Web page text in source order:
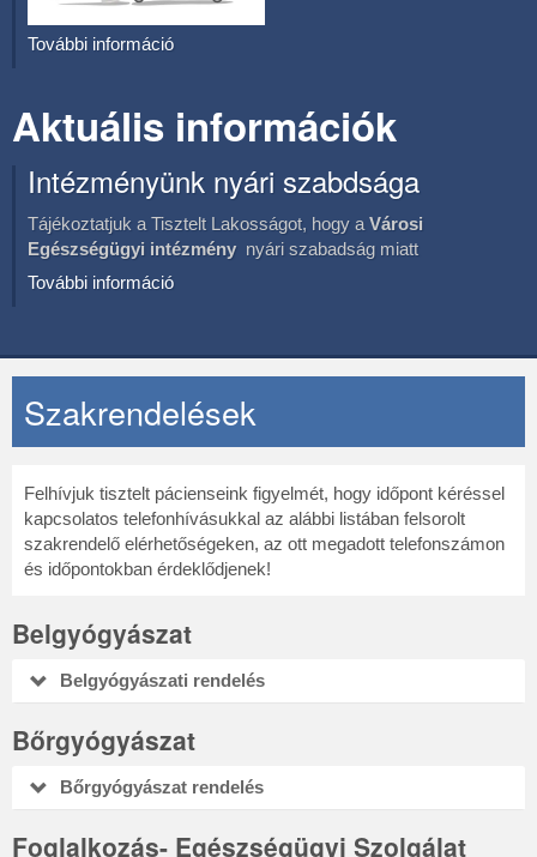
További információ
Aktuális információk
Intézményünk nyári szabdsága
Tájékoztatjuk a Tisztelt Lakosságot, hogy a Városi
Egészségügyi intézménynyári szabadság miatt
További információ
Szakrendelések
Felhívjuk tisztelt pácienseink figyelmét, hogy időpont kéréssel
kapcsolatos telefonhívásukkal az alábbi listában felsorolt
szakrendelő elérhetőségeken, az ott megadott telefonszámon
és időpontokban érdeklődjenek!
Belgyógyászat
Belgyógyászati rendelés
Bőrgyógyászat
Bőrgyógyászat rendelés
Foglalkozás- Egészségügyi Szolgálat